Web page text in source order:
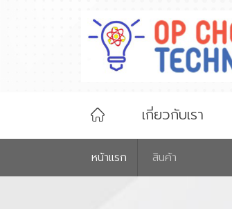
เกี่ยวกับเรา
หน้าเเรก สินค้า